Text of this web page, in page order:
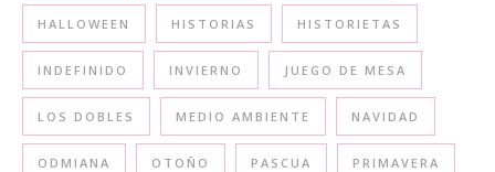
HALLOWEEN HISTORIAS HISTORIETAS
INDEFINIDO INVIERNO JUEGO DE MESA
LOS DOBLES MEDIO AMBIENTE NAVIDAD
ODMIANA OTOÑO PASCUA PRIMAVERA